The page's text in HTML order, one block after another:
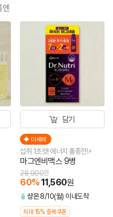
엔
담기
더세페
섭취 1초컷! 에너지 풀충전!⚡
마그엔비맥스 9병
60%11,560원
28,900원
상온 8/10(월) 이내도착
최대 15% 중복쿠폰